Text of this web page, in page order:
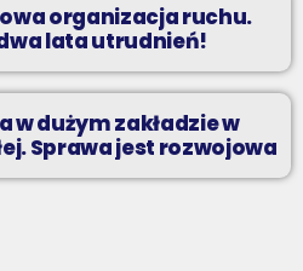
organizacja ruchu.
lata utrudnień!
w dużym zakładzie w
Sprawa jest rozwojowa